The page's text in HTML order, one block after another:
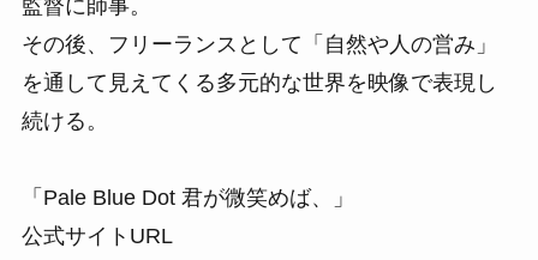
監督に師事。
その後、フリーランスとして「自然や人の営み」
を通して見えてくる多元的な世界を映像で表現し
続ける。
「Pale Blue Dot 君が微笑めば、」
公式サイトURL